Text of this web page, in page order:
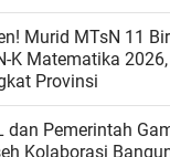
Murid MTsN 11
K Matematika
Provinsi
dan Pemerintah
Kolaborasi